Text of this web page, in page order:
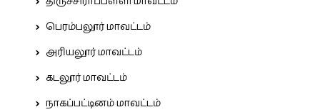
பெரம்பலூர் மாவட்டம்
அரியலூர் மாவட்டம்
கடலூர் மாவட்டம்
நாகப்பட்டினம் மாவட்டம்